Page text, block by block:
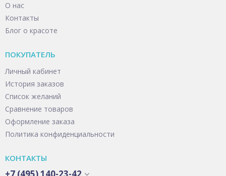
О нас
Контакты
Блог о красоте
ПОКУПАТЕЛЬ
Личный кабинет
История заказов
Список желаний
Сравнение товаров
Оформление заказа
Политика конфиденциальности
КОНТАКТЫ